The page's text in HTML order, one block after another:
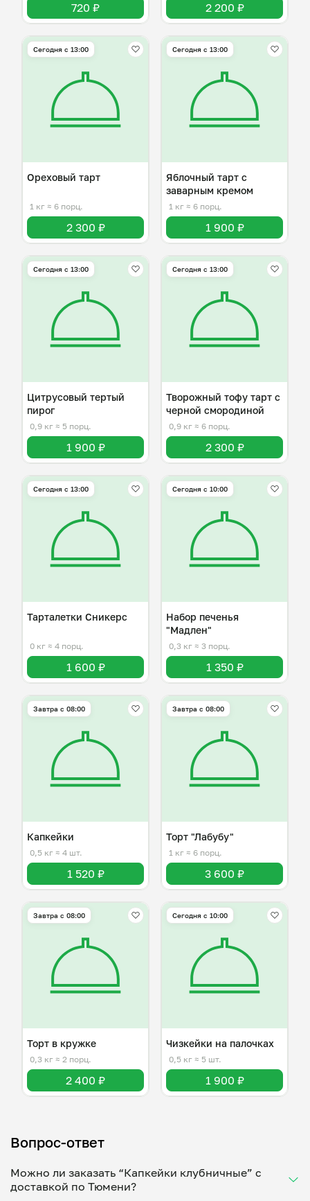
720 ₽ 2 200 ₽
Сегодня с 13:00
Ореховый тарт
1 кг ≈ 6 порц.
2 300 ₽
Сегодня с 13:00
Яблочный тарт с
заварным кремом
1 кг ≈ 6 порц.
1 900 ₽
Сегодня с 13:00
Цитрусовый тертый
пирог
0,9 кг ≈ 5 порц.
1 900 ₽
Сегодня с 13:00
Творожный тофу тарт с
черной смородиной
0,9 кг ≈ 6 порц.
2 300 ₽
Сегодня с 13:00
Тарталетки Сникерс
0 кг ≈ 4 порц.
1 600 ₽
Сегодня с 10:00
Набор печенья
"Мадлен"
0,3 кг ≈ 3 порц.
1 350 ₽
Завтра c 08:00
Капкейки
0,5 кг ≈ 4 шт.
1 520 ₽
Завтра c 08:00
Торт "Лабубу"
1 кг ≈ 6 порц.
3 600 ₽
Завтра c 08:00
Торт в кружке
0,3 кг ≈ 2 порц.
2 400 ₽
Сегодня с 10:00
Чизкейки на палочках
0,5 кг ≈ 5 шт.
1 900 ₽
Вопрос-ответ
Можно ли заказать “Капкейки клубничные” с
доставкой по Тюмени?